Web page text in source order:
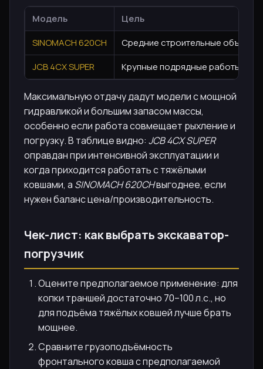
Модель
Цель
SINOMACH 620CH
Средние строительные объекты,
JCB 4CX SUPER
Крупные подрядные работы,
Максимальную отдачу дадут модели с мощной
гидравликой и большим запасом массы,
особенно если работа совмещает рыхление и
погрузку. В таблице видно: JCB 4CX SUPER
оправдан при интенсивной эксплуатации и
когда приходится работать с тяжёлыми
ковшами, а SINOMACH 620CHвыгоднее, если
нужен баланс цена/производительность.
Чек-лист: как выбрать экскаватор-
погрузчик
Оцените предполагаемое применение: для
копки траншей достаточно 70–100 л.с., но
для подъёма тяжёлых ковшей лучше брать
мощнее.
Сравните грузоподъёмность
фронтального ковша с предполагаемой